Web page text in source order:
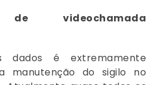
de videochamada
dados é extremamente
manutenção do sigilo no